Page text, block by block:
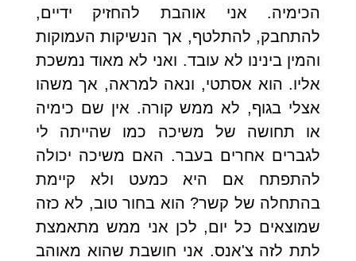
הכימיה. אני אוהבת להחזיק ידיים,
להתחבק, להתלטף, אך הנשיקות העמוקות
והמין בינינו לא עובד. ואני לא מאוד נמשכת
אליו. הוא אסתטי, ונאה למראה, אך משהו
אצלי בגוף, לא ממש קורה. אין שם כימיה
או תחושה של משיכה כמו שהייתה לי
לגברים אחרים בעבר. האם משיכה יכולה
להתפתח אם היא כמעט ולא קיימת
בהתחלה של קשר? הוא בחור טוב, לא כזה
שמוצאים כל יום, לכן אני ממש מתאמצת
לתת לזה צ'אנס. אני חושבת שהוא מאוהב